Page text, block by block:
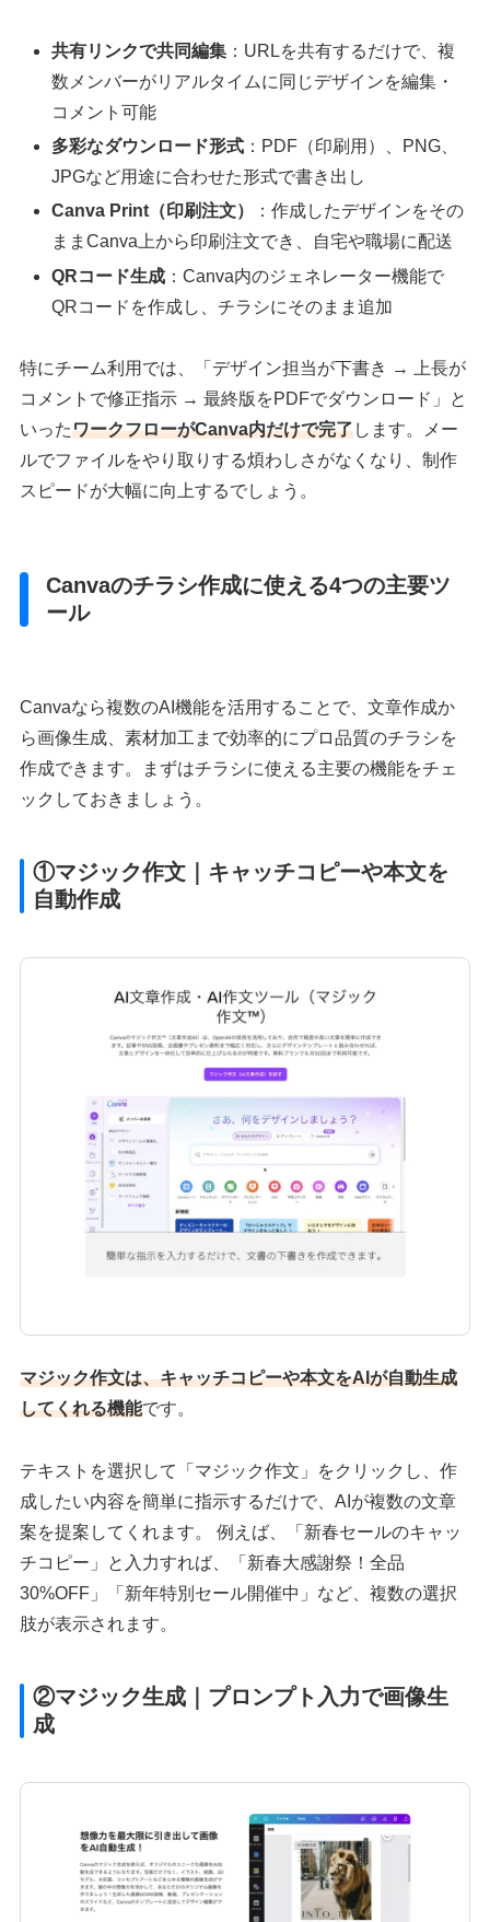
共有リンクで共同編集 ：URLを共有するだけで、複
数メンバーがリアルタイムに同じデザインを編集・
コメント可能
多彩なダウンロード形式 ：PDF（印刷用）、PNG、
JPGなど用途に合わせた形式で書き出し
Canva Print（印刷注文）
：作成したデザインをその
ままCanva上から印刷注文でき、自宅や職場に配送
QRコード生成 ：Canva内のジェネレーター機能で
QRコードを作成し、チラシにそのまま追加
特にチーム利用では、「デザイン担当が下書き → 上長が
コメントで修正指示 → 最終版をPDFでダウンロード」と
いったワークフローがCanva内だけで完了します。メー
ルでファイルをやり取りする煩わしさがなくなり、制作
スピードが大幅に向上するでしょう。
Canvaのチラシ作成に使える4つの主要ツ
ール
Canvaなら複数のAI機能を活用することで、文章作成か
ら画像生成、素材加工まで効率的にプロ品質のチラシを
作成できます。まずはチラシに使える主要の機能をチェ
ックしておきましょう。
①マジック作文｜キャッチコピーや本文を
自動作成
マジック作文は、キャッチコピーや本文をAIが自動生成
してくれる機能です。
テキストを選択して「マジック作文」をクリックし、作
成したい内容を簡単に指示するだけで、AIが複数の文章
案を提案してくれます。 例えば、「新春セールのキャッ
チコピー」と入力すれば、「新春大感謝祭！全品
30%OFF」「新年特別セール開催中」など、複数の選択
肢が表示されます。
②マジック生成｜プロンプト入力で画像生
成